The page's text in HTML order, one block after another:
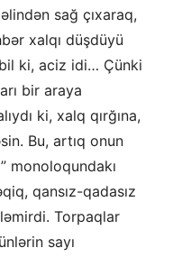
sağ çıxaraq,
xalqı düşdüyü
ki, aciz idi… Çünki
bir araya
ki, xalq qırğına,
Bu, artıq onun
monoloqundakı
qansız-qadasız
Torpaqlar
sayı